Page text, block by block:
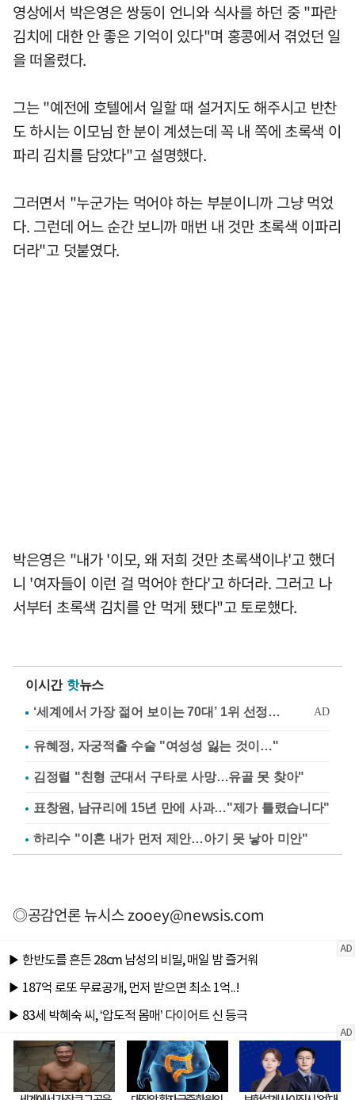
영상에서 박은영은 쌍둥이 언니와 식사를 하던 중 "파란
김치에 대한 안 좋은 기억이 있다"며 홍콩에서 겪었던 일
을 떠올렸다.
그는 "예전에 호텔에서 일할 때 설거지도 해주시고 반찬
도 하시는 이모님 한 분이 계셨는데 꼭 내 쪽에 초록색 이
파리 김치를 담았다"고 설명했다.
그러면서 "누군가는 먹어야 하는 부분이니까 그냥 먹었
다. 그런데 어느 순간 보니까 매번 내 것만 초록색 이파리
더라"고 덧붙였다.
박은영은 "내가 '이모, 왜 저희 것만 초록색이냐'고 했더
니 '여자들이 이런 걸 먹어야 한다'고 하더라. 그러고 나
서부터 초록색 김치를 안 먹게 됐다"고 토로했다.
이시간 핫뉴스
유혜정, 자궁적출 수술 "여성성 잃는 것이…"
김정렬 "친형 군대서 구타로 사망…유골 못 찾아"
표창원, 남규리에 15년 만에 사과…"제가 틀렸습니다"
하리수 "이혼 내가 먼저 제안…아기 못 낳아 미안"
◎공감언론 뉴시스zooey@newsis.com